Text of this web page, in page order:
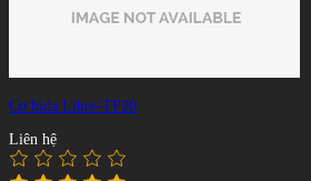
Cơ bida Libre-TP20
Liên hệ